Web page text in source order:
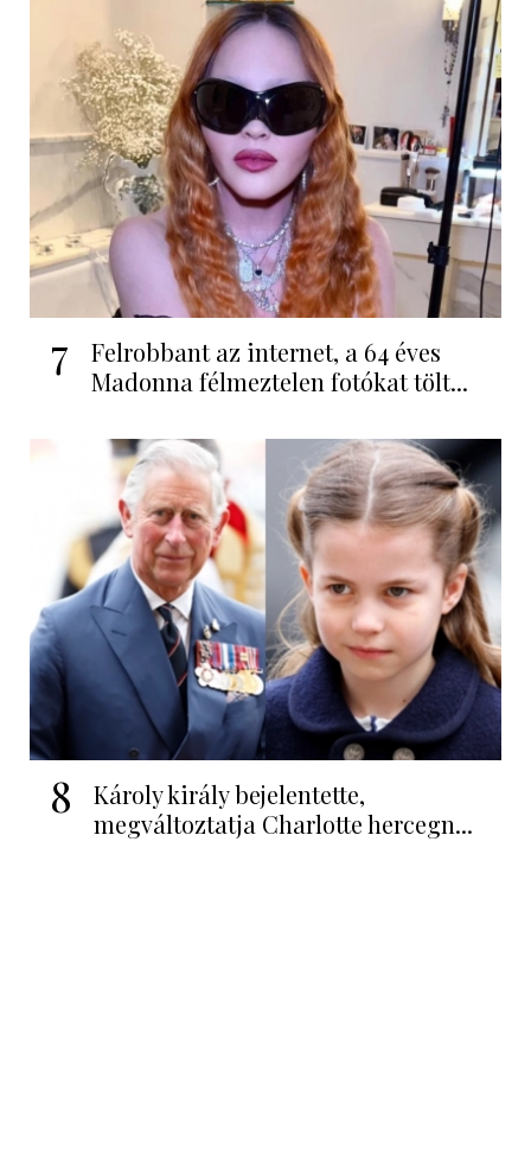
7
Felrobbant az internet, a 64 éves
Madonna félmeztelen fotókat tölt...
8
Károly király bejelentette,
megváltoztatja Charlotte hercegn...